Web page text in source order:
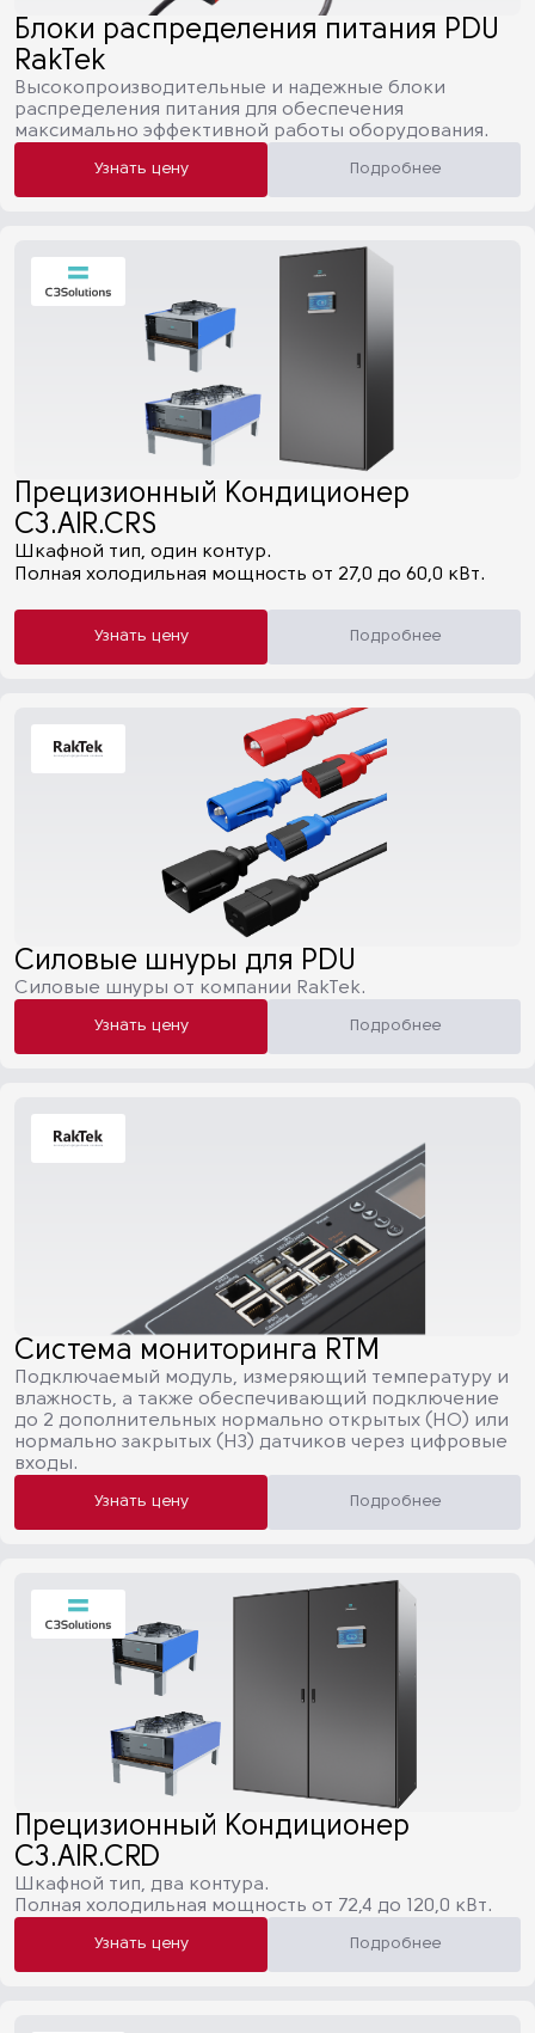
Блоки распределения питания PDU
RakTek
Высокопроизводительные и надежные блоки
распределения питания для обеспечения
максимально эффективной работы оборудования.
Узнать цену Подробнее
Прецизионный Кондиционер
C3.AIR.CRS
Шкафной тип, один контур.
Полная холодильная мощность от 27,0 до 60,0 кВт.
Узнать цену Подробнее
Силовые шнуры для PDU
Силовые шнуры от компании RakTek.
Узнать цену Подробнее
Система мониторинга RTM
Подключаемый модуль, измеряющий температуру и
влажность, а также обеспечивающий подключение
до 2 дополнительных нормально открытых (НО) или
нормально закрытых (НЗ) датчиков через цифровые
входы.
Узнать цену Подробнее
Прецизионный Кондиционер
C3.AIR.CRD
Шкафной тип, два контура.
Полная холодильная мощность от 72,4 до 120,0 кВт.
Узнать цену Подробнее